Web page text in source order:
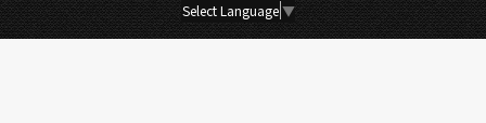
Select Language ▼